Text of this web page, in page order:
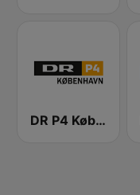
DR P4 København